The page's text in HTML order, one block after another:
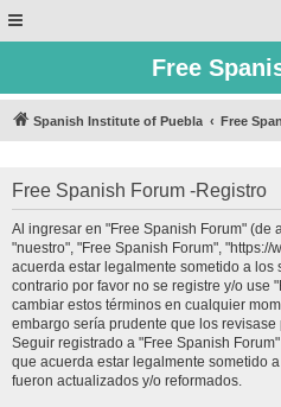
Free
Spanish Institute of Puebla Free
Free Spanish Forum -Registro
Al ingresar en "Free Spanish Forum" (de
"nuestro", "Free Spanish Forum", "https://
acuerda estar legalmente sometido a los
contrario por favor no se registre y/o use
cambiar estos términos en cualquier
embargo sería prudente que los
Seguir registrado a "Free Spanish
que acuerda estar legalmente sometido
fueron actualizados y/o reformados.